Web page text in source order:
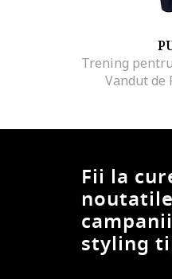
Vandut de
Fii la
styling